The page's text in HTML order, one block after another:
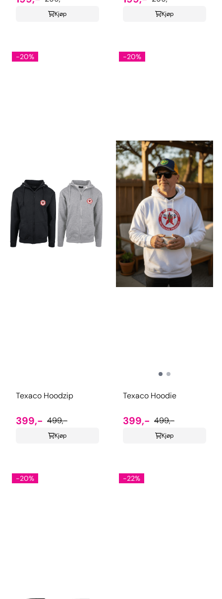
Kjøp Kjøp
-20%
Texaco Hoodzip
399,- 499,-
Kjøp
-20%
Texaco Hoodie
399,- 499,-
Kjøp
-20% -22%